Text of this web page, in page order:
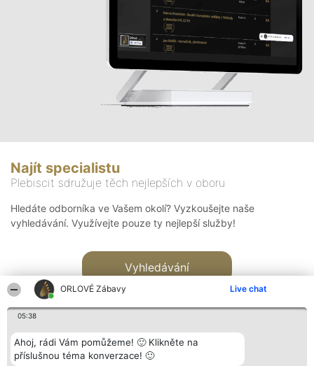
ORLOVÉ Zábavy Live chat
05:38
Ahoj, rádi Vám pomůžeme! 🙂 Klikněte na
příslušnou téma konverzace! 🙂
Najít specialistu
Plebiscit sdružuje těch nejlepších v oboru
Hledáte odborníka ve Vašem okolí? Vyzkoušejte naše
vyhledávání. Využívejte pouze ty nejlepší služby!
Vyhledávání